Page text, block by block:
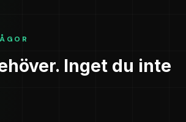
Inget du inte